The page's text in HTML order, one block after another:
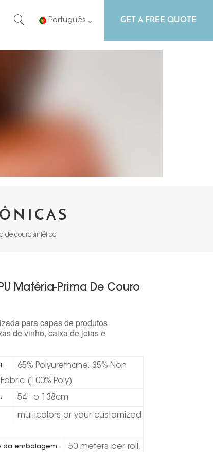
Português GET A FREE QUOTE
de couro sintético
Matéria-Prima De Couro
para capas de produtos
de vinho, caixa de joias e
:
65% Polyurethane, 35% Non
(100% Poly)
54'' o 138cm
multicolors or your customized
da embalagem :
50 meters per roll,